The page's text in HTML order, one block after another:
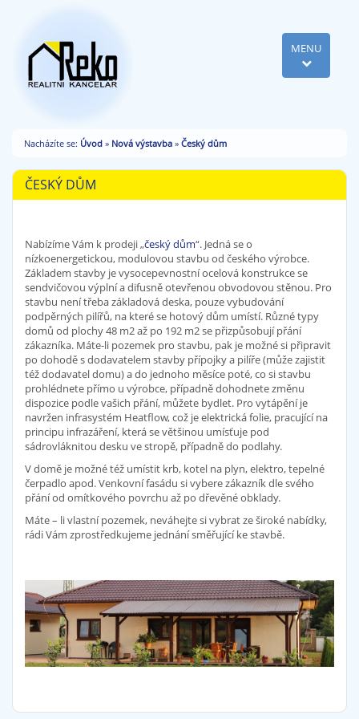
MENU
Nacházíte se: Úvod » Nová výstavba » Český dům
ČESKÝ DŮM
Nabízíme Vám k prodeji „český dům“. Jedná se o
nízkoenergetickou, modulovou stavbu od českého výrobce.
Základem stavby je vysocepevnostní ocelová konstrukce se
sendvičovou výplní a difusně otevřenou obvodovou stěnou. Pro
stavbu není třeba základová deska, pouze vybudování
podpěrných pilířů, na které se hotový dům umístí. Různé typy
domů od plochy 48 m2 až po 192 m2 se přizpůsobují přání
zákazníka. Máte-li pozemek pro stavbu, pak je možné si připravit
po dohodě s dodavatelem stavby přípojky a pilíře (může zajistit
též dodavatel domu) a do jednoho měsíce poté, co si stavbu
prohlédnete přímo u výrobce, případně dohodnete změnu
dispozice podle vašich přání, můžete bydlet. Pro vytápění je
navržen infrasystém Heatflow, což je elektrická folie, pracující na
principu infrazáření, která se většinou umísťuje pod
sádrovláknitou desku ve stropě, případně do podlahy.
V domě je možné též umístit krb, kotel na plyn, elektro, tepelné
čerpadlo apod. Venkovní fasádu si vybere zákazník dle svého
přání od omítkového povrchu až po dřevěné obklady.
Máte – li vlastní pozemek, neváhejte si vybrat ze široké nabídky,
rádi Vám zprostředkujeme jednání směřující ke stavbě.